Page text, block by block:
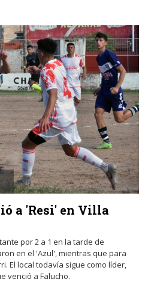
a 'Resi' en Villa
por 2 a 1 en la tarde de
en el 'Azul', mientras que para
El local todavía sigue como líder,
venció a Falucho.